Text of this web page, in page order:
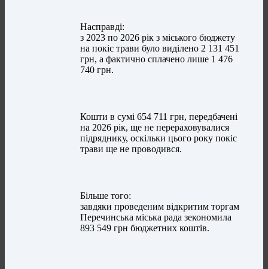
Насправді:
з 2023 по 2026 рік з міського бюджету
на покіс трави було виділено 2 131 451
грн, а фактично сплачено лише 1 476
740 грн.
Кошти в сумі 654 711 грн, передбачені
на 2026 рік, ще не перераховувалися
підряднику, оскільки цього року покіс
трави ще не проводився.
Більше того:
завдяки проведеним відкритим торгам
Перечинська міська рада зекономила
893 549 грн бюджетних коштів.